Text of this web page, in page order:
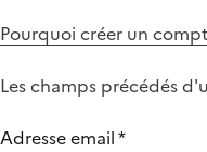
Pourquoi créer un
Les champs précédés
Adresse email*